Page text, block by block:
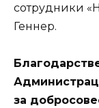
сотрудники
Геннер.
за